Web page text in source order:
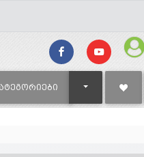
TOGGLE